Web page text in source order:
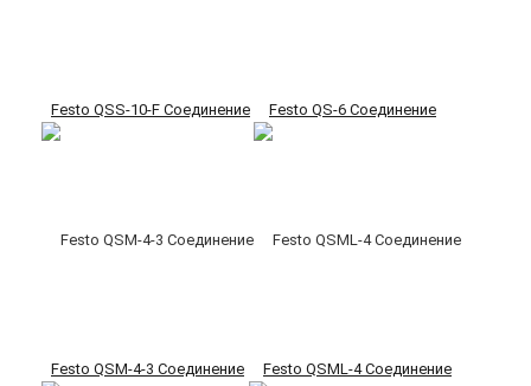
Festo QSS-10-F Соединение Festo QS-6 Соединение
Festo QSM-4-3 Соединение Festo QSML-4 Соединение